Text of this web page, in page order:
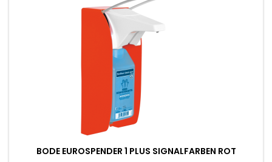
BODE EUROSPENDER 1 PLUS SIGNALFARBEN ROT